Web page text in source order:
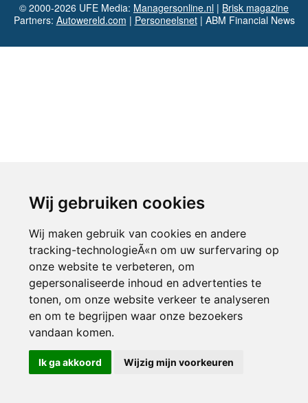
Wij gebruiken cookies
Wij maken gebruik van cookies en andere
tracking-technologieÃ«n om uw surfervaring op
onze website te verbeteren, om
gepersonaliseerde inhoud en advertenties te
tonen, om onze website verkeer te analyseren
en om te begrijpen waar onze bezoekers
vandaan komen.
Ik ga akkoord Wijzig mijn voorkeuren
© 2000-2026 UFE Media: Managersonline.nl | Brisk magazine
Partners: Autowereld.com | Personeelsnet| ABM Financial News